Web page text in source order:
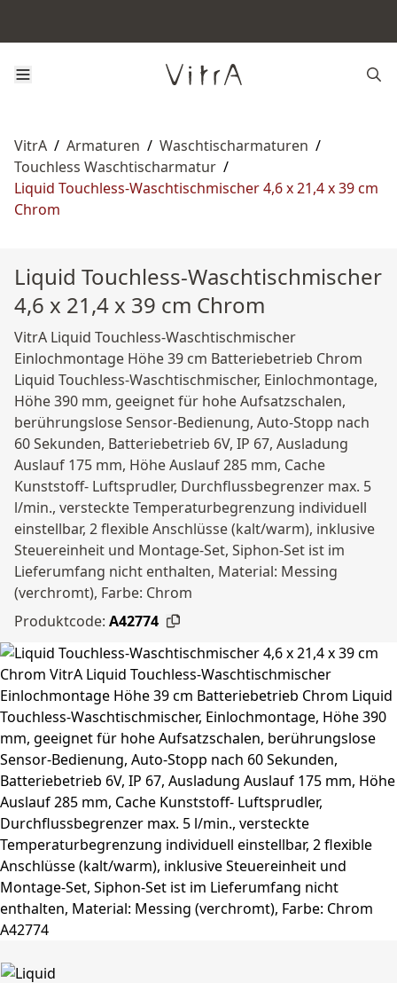
VitrA / Armaturen / Waschtischarmaturen /
Touchless Waschtischarmatur /
Liquid Touchless-Waschtischmischer 4,6 x 21,4 x 39 cm
Chrom
Liquid Touchless-Waschtischmischer
4,6 x 21,4 x 39 cm Chrom
VitrA Liquid Touchless-Waschtischmischer
Einlochmontage Höhe 39 cm Batteriebetrieb Chrom
Liquid Touchless-Waschtischmischer, Einlochmontage,
Höhe 390 mm, geeignet für hohe Aufsatzschalen,
berührungslose Sensor-Bedienung, Auto-Stopp nach
60 Sekunden, Batteriebetrieb 6V, IP 67, Ausladung
Auslauf 175 mm, Höhe Auslauf 285 mm, Cache
Kunststoff- Luftsprudler, Durchflussbegrenzer max. 5
l/min., versteckte Temperaturbegrenzung individuell
einstellbar, 2 flexible Anschlüsse (kalt/warm), inklusive
Steuereinheit und Montage-Set, Siphon-Set ist im
Lieferumfang nicht enthalten, Material: Messing
(verchromt), Farbe: Chrom
Produktcode: A42774